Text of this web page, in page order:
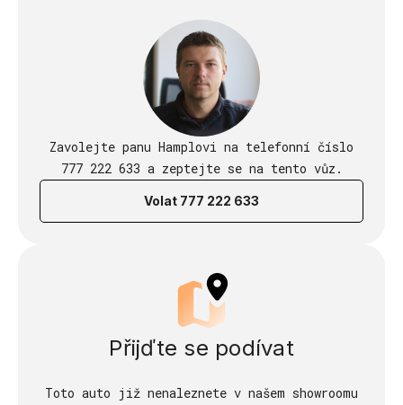
Zavolejte panu Hamplovi na telefonní číslo
777 222 633 a zeptejte se na tento vůz.
Volat 777 222 633
Přijďte se podívat
Toto auto již nenaleznete v našem showroomu